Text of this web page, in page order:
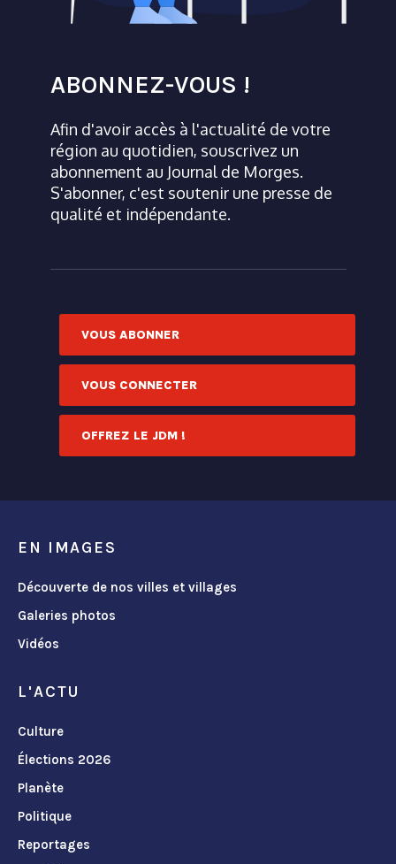
ABONNEZ-VOUS !
Afin d'avoir accès à l'actualité de votre
région au quotidien, souscrivez un
abonnement au Journal de Morges.
S'abonner, c'est soutenir une presse de
qualité et indépendante.
VOUS ABONNER
VOUS CONNECTER
OFFREZ LE JDM !
EN IMAGES
Découverte de nos villes et villages
Galeries photos
Vidéos
L'ACTU
Culture
Élections 2026
Planète
Politique
Reportages